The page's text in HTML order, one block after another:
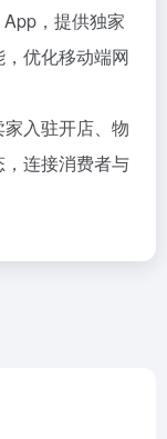
App，提供独家
优化移动端网
家入驻开店、物
连接消费者与